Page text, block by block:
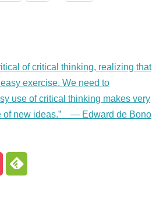
of critical thinking, realizing that
exercise. We need to
use of critical thinking makes very
of new ideas.” — Edward de Bono